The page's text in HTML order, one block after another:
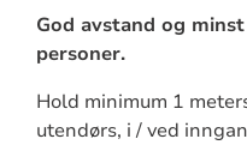
God avstand og
personer.
Hold minimum 1
utendørs, i / ved